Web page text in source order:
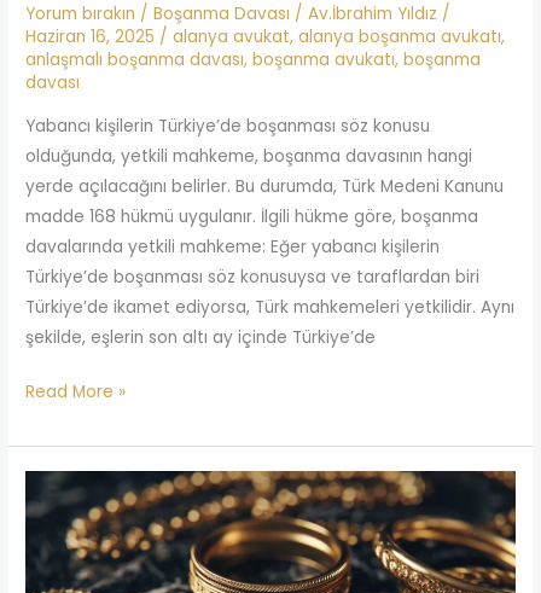
Yorum bırakın /Boşanma Davası /Av.İbrahim Yıldız /
Haziran 16, 2025 /alanya avukat,alanya boşanma avukatı,
anlaşmalı boşanma davası,boşanma avukatı,boşanma
davası
Yabancı kişilerin Türkiye’de boşanması söz konusu
olduğunda, yetkili mahkeme, boşanma davasının hangi
yerde açılacağını belirler. Bu durumda, Türk Medeni Kanunu
madde 168 hükmü uygulanır. İlgili hükme göre, boşanma
davalarında yetkili mahkeme: Eğer yabancı kişilerin
Türkiye’de boşanması söz konusuysa ve taraflardan biri
Türkiye’de ikamet ediyorsa, Türk mahkemeleri yetkilidir. Aynı
şekilde, eşlerin son altı ay içinde Türkiye’de
Read More »
Boşanma
Davasında
Mal
Paylaşımı